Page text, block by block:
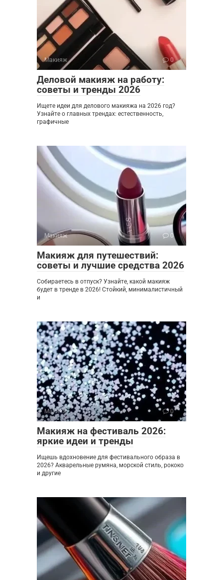
Макияж 0
Деловой макияж на работу:
советы и тренды 2026
Ищете идеи для делового макияжа на 2026 год?
Узнайте о главных трендах: естественность,
графичные
Макияж 0
Макияж для путешествий:
советы и лучшие средства 2026
Собираетесь в отпуск? Узнайте, какой макияж
будет в тренде в 2026! Стойкий, минималистичный
и
Макияж 0
Макияж на фестиваль 2026:
яркие идеи и тренды
Ищешь вдохновение для фестивального образа в
2026? Акварельные румяна, морской стиль, рококо
и другие